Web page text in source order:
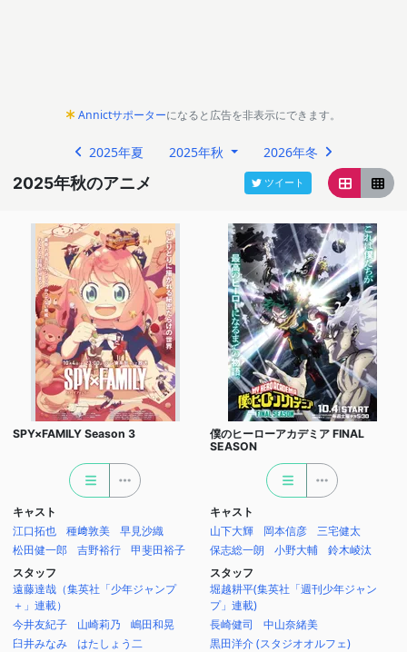
Annictサポーターになると広告を非表示にできます。
2025年夏 2025年秋 2026年冬
2025年秋のアニメ ツイート
SPY×FAMILY Season 3
キャスト
江口拓也
種﨑敦美
早見沙織
松田健一郎
吉野裕行
甲斐田裕子
スタッフ
遠藤達哉（集英社「少年ジャンプ
＋」連載）
今井友紀子
山崎莉乃
嶋田和晃
臼井みなみ
はたしょう二
僕のヒーローアカデミア FINAL
SEASON
キャスト
山下大輝
岡本信彦
三宅健太
保志総一朗
小野大輔
鈴木崚汰
スタッフ
堀越耕平(集英社「週刊少年ジャン
プ」連載)
長崎健司
中山奈緒美
黒田洋介 (スタジオオルフェ)